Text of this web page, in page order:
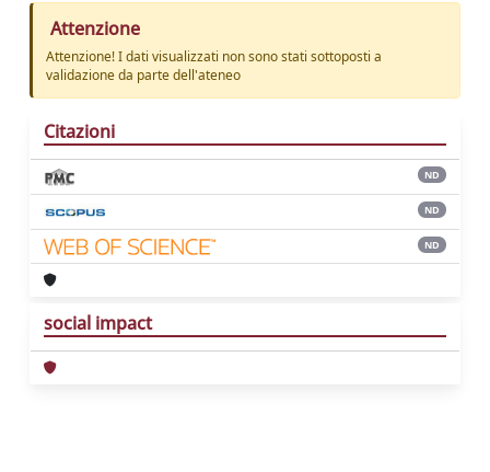
Attenzione
Attenzione! I dati visualizzati non sono stati sottoposti a
validazione da parte dell'ateneo
Citazioni
ND
ND
ND
social impact